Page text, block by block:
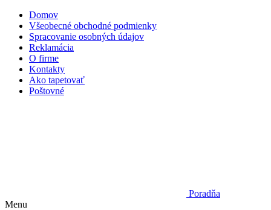
Domov
Všeobecné obchodné podmienky
Spracovanie osobných údajov
Reklamácia
O firme
Kontakty
Ako tapetovať
Poštovné
Poradňa
Menu